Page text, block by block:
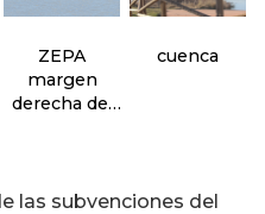
ZEPA
margen
derecha del
cuenca
las subvenciones del